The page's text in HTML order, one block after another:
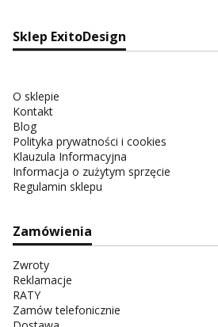
Sklep ExitoDesign
O sklepie
Kontakt
Blog
Polityka prywatności i cookies
Klauzula Informacyjna
Informacja o zużytym sprzęcie
Regulamin sklepu
Zamówienia
Zwroty
Reklamacje
RATY
Zamów telefonicznie